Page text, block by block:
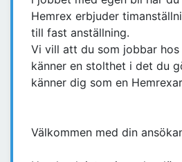
Hemrex erbjuder
till fast anställning.
Vi vill att du som jobbar hos
känner en stolthet i det du
känner dig som en
Välkommen med din